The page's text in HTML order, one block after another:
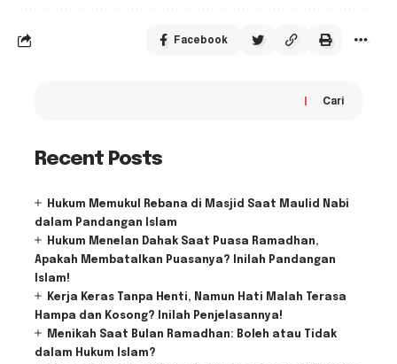
Facebook
Cari
Recent Posts
Hukum Memukul Rebana di Masjid Saat Maulid Nabi
dalam Pandangan Islam
Hukum Menelan Dahak Saat Puasa Ramadhan,
Apakah Membatalkan Puasanya? Inilah Pandangan
Islam!
Kerja Keras Tanpa Henti, Namun Hati Malah Terasa
Hampa dan Kosong? Inilah Penjelasannya!
Menikah Saat Bulan Ramadhan: Boleh atau Tidak
dalam Hukum Islam?